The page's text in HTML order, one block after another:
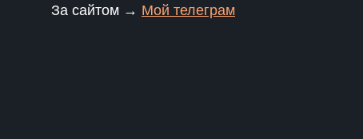
За сайтом → Мой телеграм